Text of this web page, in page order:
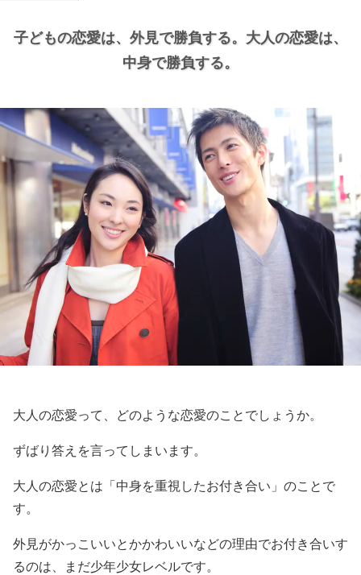
子どもの恋愛は、 外見で勝負する。 大人の恋愛は、
中身で勝負する。
大人の恋愛って、どのような恋愛のことでしょうか。
ずばり答えを言ってしまいます。
大人の恋愛とは「中身を重視したお付き合い」のことで
す。
外見がかっこいいとかかわいいなどの理由でお付き合いす
るのは、まだ少年少女レベルです。